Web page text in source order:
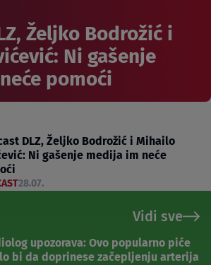
Željko Bodrožić i
Ni gašenje
pomoći
DLZ, Željko Bodrožić i Mihailo
Ni gašenje medija im neće
28.07.
Vidi sve
upozorava: Ovo popularno piće
bi da doprinese začepljenju arterija